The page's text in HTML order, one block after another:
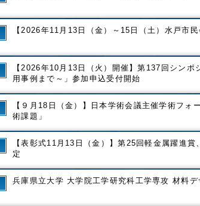
【2026年11月13日（金）～15日（土）水戸市
【2026年10月13日（火）開催】第137回シン
用事例まで～」参加申込受付開始
【９月18日（金）】日本学術会議主催学術フ
術課題」
【表彰式11月13日（金）】第25回軽金属躍進
定
兵庫県立大学 大学院工学研究科工学専攻 材料